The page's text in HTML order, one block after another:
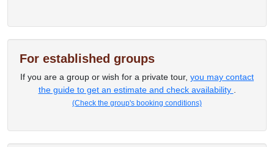
For established groups
If you are a group or wish for a private tour, you may contact
the guide to get an estimate and check availability
(Check the group's booking conditions)